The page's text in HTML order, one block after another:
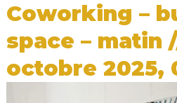
Coworking –
space – matin
octobre 2025,